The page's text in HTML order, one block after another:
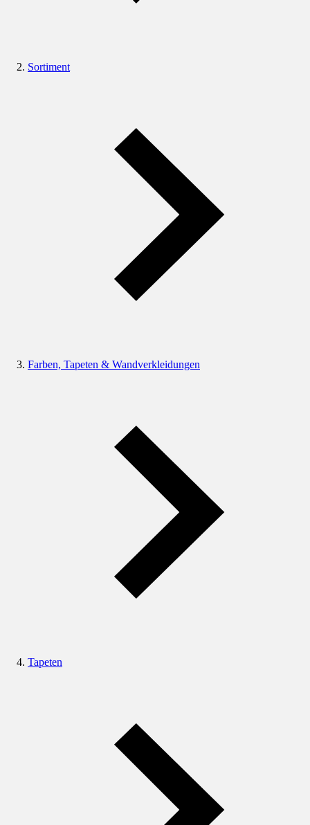
Sortiment
Farben, Tapeten & Wandverkleidungen
Tapeten